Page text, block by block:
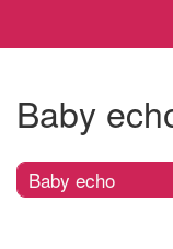
Baby
Baby echo